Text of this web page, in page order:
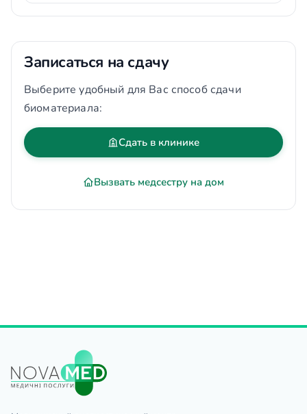
Записаться на сдачу
Выберите удобный для Вас способ сдачи
биоматериала:
Сдать в клинике
Вызвать медсестру на дом